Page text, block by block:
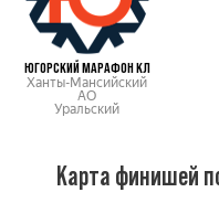
ЮГОРСКИЙ МАРАФОН КЛ
Ханты-Мансийский
АО
Уральский
Карта финишей